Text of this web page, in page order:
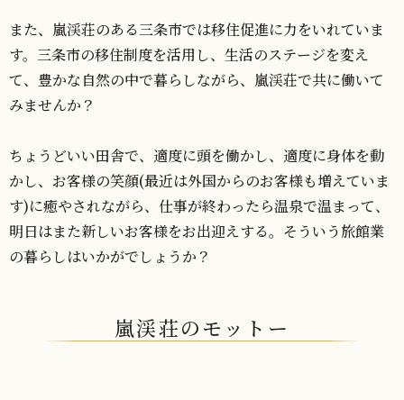
また、嵐渓荘のある三条市では移住促進に力をいれていま
す。三条市の移住制度を活用し、生活のステージを変え
て、豊かな自然の中で暮らしながら、嵐渓荘で共に働いて
みませんか？
ちょうどいい田舎で、適度に頭を働かし、適度に身体を動
かし、お客様の笑顔(最近は外国からのお客様も増えていま
す)に癒やされながら、仕事が終わったら温泉で温まって、
明日はまた新しいお客様をお出迎えする。そういう旅館業
の暮らしはいかがでしょうか？
嵐渓荘のモットー